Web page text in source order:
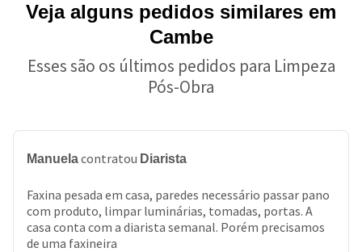
Veja alguns pedidos similares em
Cambe
Esses são os últimos pedidos para Limpeza
Pós-Obra
Manuelacontratou Diarista
Faxina pesada em casa, paredes necessário passar pano
com produto, limpar luminárias, tomadas, portas. A
casa conta com a diarista semanal. Porém precisamos
de uma faxineira